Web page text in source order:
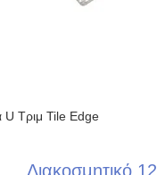
U Τριμ Tile Edge
Διακοσμητικό